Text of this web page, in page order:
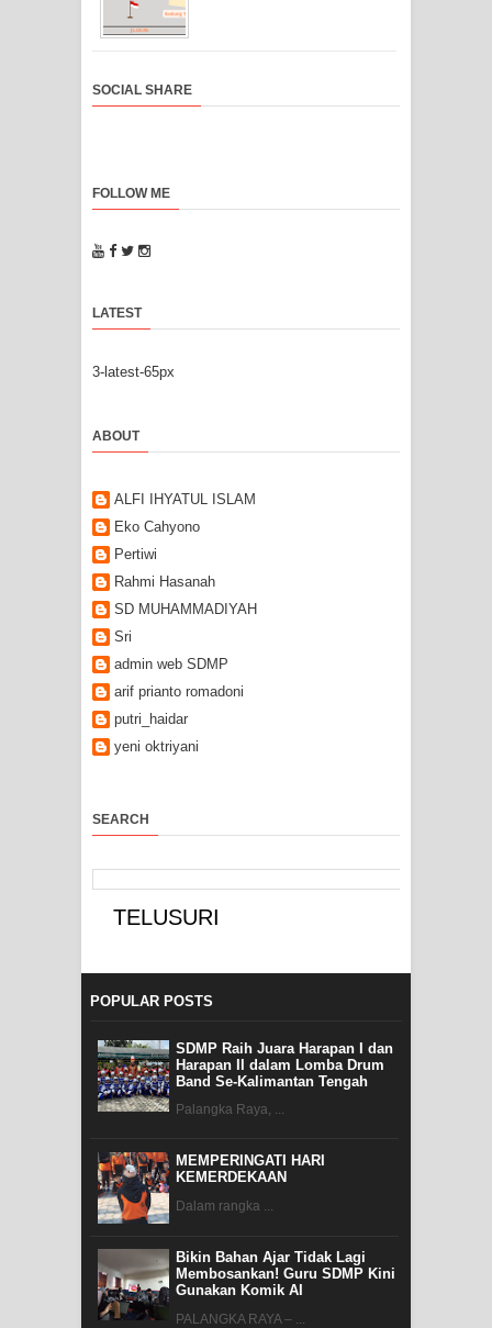
SOCIAL SHARE
FOLLOW ME
LATEST
3-latest-65px
ABOUT
ALFI IHYATUL ISLAM
Eko Cahyono
Pertiwi
Rahmi Hasanah
SD MUHAMMADIYAH
Sri
admin web SDMP
arif prianto romadoni
putri_haidar
yeni oktriyani
SEARCH
POPULAR POSTS
SDMP Raih Juara Harapan I dan
Harapan II dalam Lomba Drum
Band Se-Kalimantan Tengah
Palangka Raya, ...
MEMPERINGATI HARI
KEMERDEKAAN
Dalam rangka ...
Bikin Bahan Ajar Tidak Lagi
Membosankan! Guru SDMP Kini
Gunakan Komik AI
PALANGKA RAYA – ...